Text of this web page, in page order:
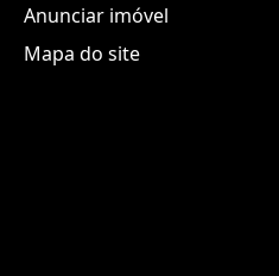
Anunciar imóvel
Mapa do site